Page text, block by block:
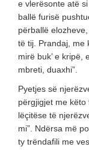
e vlerësonte atë
ballë furisë
përballë
të tij. Prandaj, me
mirë buk’ e kripë,
mbreti, duaxhi”.
Pyetjes së
përgjigjet me këto
lëçitëse të
mi”. Ndërsa më
ty trëndafili me